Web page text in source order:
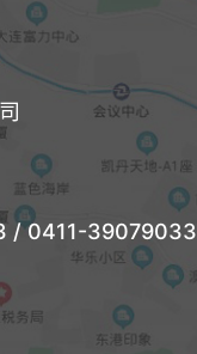
/ 0411-39079033